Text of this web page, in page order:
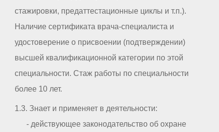
стажировки, предаттестационные циклы и т.п.).
Наличие сертификата врача-специалиста и
удостоверение о присвоении (подтверждении)
высшей квалификационной категории по этой
специальности. Стаж работы по специальности
более 10 лет.
1.3. Знает и применяет в деятельности:
- действующее законодательство об охране